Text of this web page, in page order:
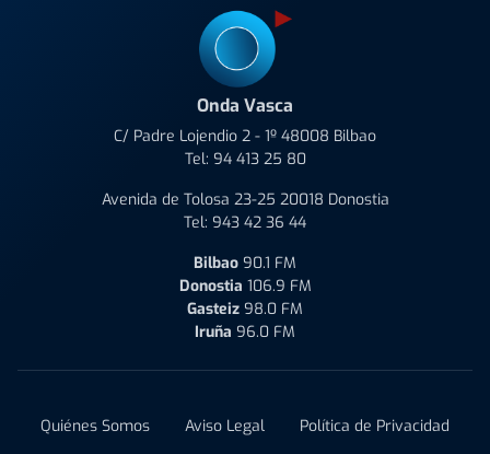
Onda Vasca
C/ Padre Lojendio 2 - 1º 48008 Bilbao
Tel: 94 413 25 80
Avenida de Tolosa 23-25 20018 Donostia
Tel: 943 42 36 44
Bilbao 90.1 FM
Donostia 106.9 FM
Gasteiz 98.0 FM
Iruña 96.0 FM
Quiénes Somos Aviso Legal
Política de Privacidad